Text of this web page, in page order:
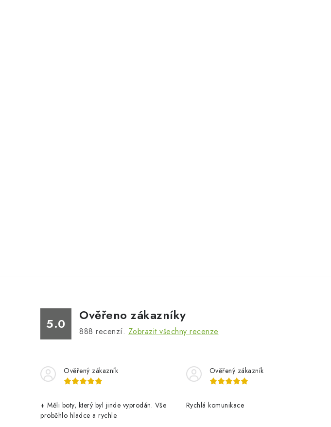
5.0
Ověřeno zákazníky
888 recenzí. Zobrazit všechny recenze
Ověřený zákazník
+ Měli boty, který byl jinde vyprodán. Vše
proběhlo hladce a rychle.
Ověřený zákazník
Rychlá komunikace